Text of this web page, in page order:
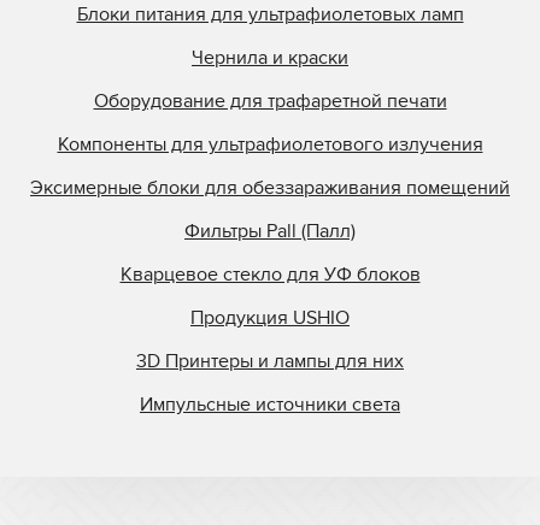
Southern Lamps
Specialty Coatings
StrataSys
Superfici
Superfine Printing M
Superior Quartz
Svecia
Tasic
TCS
Блоки питания для ультрафиолетовых ламп
Чернила и краски
Оборудование для трафаретной печати
Компоненты для ультрафиолетового излучения
Эксимерные блоки для обеззараживания помещений
Фильтры Pall (Палл)
Кварцевое стекло для УФ блоков
Продукция USHIO
3D Принтеры и лампы для них
Импульсные источники света